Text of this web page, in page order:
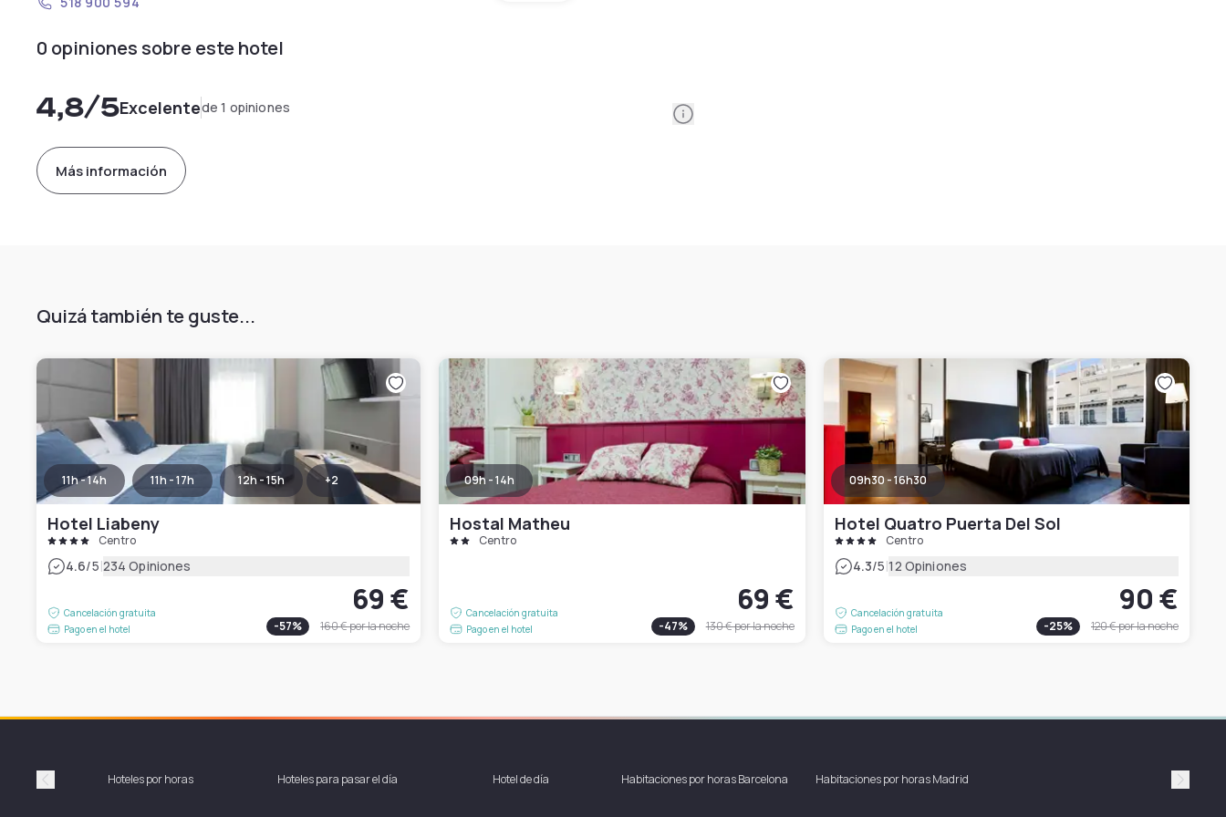
0 opiniones sobre este hotel
4,8/5Excelentede 1 opiniones Information
Más información
Quizá también te guste...
11h - 14h 11h - 17h 12h - 15h +2
Hotel Liabeny
Centro
4.6/5|234 Opiniones
Cancelación gratuita
Pago en el hotel
69 €
-57% 160 €por la noche
09h - 14h
Hostal Matheu
Centro
Cancelación gratuita
Pago en el hotel
69 €
-47% 130 €por la noche
09h30 - 16h30
Hotel Quatro Puerta Del Sol
Centro
4.3/5|12 Opiniones
Cancelación gratuita
Pago en el hotel
90 €
-25% 120 €por la noche
PrécédentHoteles por horas Hoteles para pasar el día Hotel de día Habitaciones por horas Barcelona Habitaciones por horas Madrid